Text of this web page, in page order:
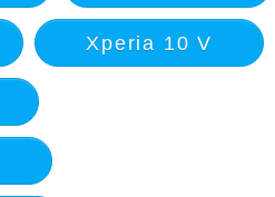
Xperia 10 V